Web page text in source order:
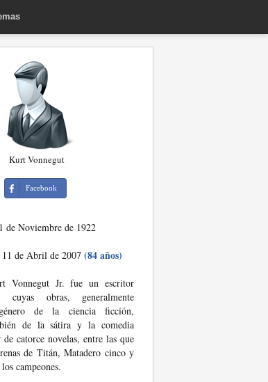
Kurt Vonnegut
Facebook
de Noviembre de 1922
11 de Abril de 2007 (84 años)
Vonnegut Jr. fue un escritor
cuyas obras, generalmente
de la ciencia ficción,
de la sátira y la comedia
catorce novelas, entre las que
de Titán, Matadero cinco y
campeones.